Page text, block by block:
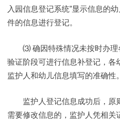
入园信息登记系统”显示信息的
件的信息进行登记。
⑶ 确因特殊情况未按时办理
验证阶段可进行信息补登记，各
监护人和幼儿信息填写的准确性。
监护人登记信息成功后，原
需要修改信息的，监护人凭相关